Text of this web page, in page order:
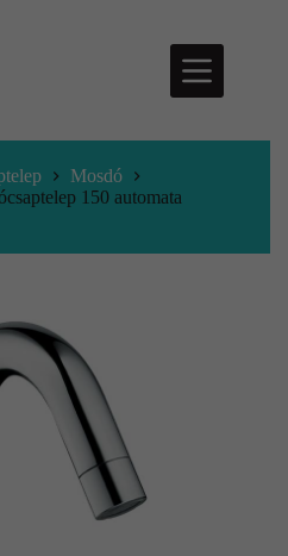
Mosdó
150 automata